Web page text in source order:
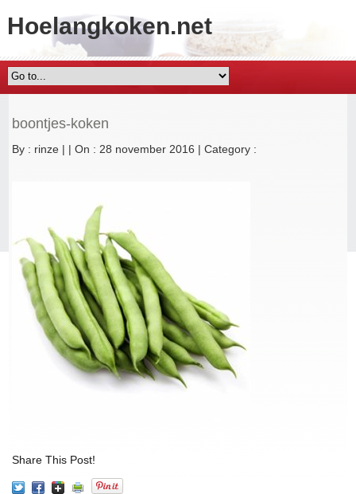
Hoelangkoken.net
boontjes-koken
By : rinze | | On : 28 november 2016 | Category :
Share This Post!